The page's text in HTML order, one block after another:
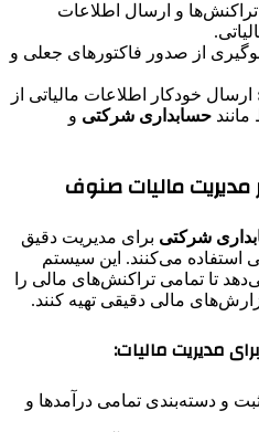
و ارسال اطلاعات
از صدور فاکتورهای جعلی و
ارسال خودکار اطلاعات مالیاتی از
حسابداری شرکتی و
مالیات صنوف
شرکتی برای مدیریت دقیق
استفاده می‌کنند. این سیستم
تا تمامی تراکنش‌های مالی را
مالی دقیقی تهیه کنند.
مدیریت مالیات:
و دسته‌بندی تمامی درآمدها و